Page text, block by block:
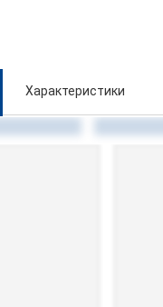
Характеристики